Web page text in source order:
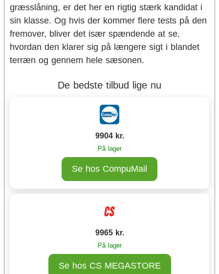
græsslåning, er det her en rigtig stærk kandidat i
sin klasse. Og hvis der kommer flere tests på den
fremover, bliver det især spændende at se,
hvordan den klarer sig på længere sigt i blandet
terræn og gennem hele sæsonen.
De bedste tilbud lige nu
9904 kr.
På lager
Se hos CompuMail
9965 kr.
På lager
Se hos CS MEGASTORE